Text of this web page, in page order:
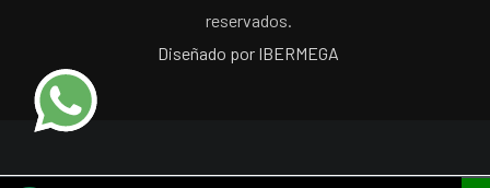
reservados.
Diseñado por IBERMEGA